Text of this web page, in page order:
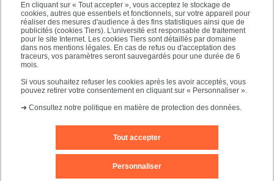
En cliquant sur « Tout accepter », vous acceptez le stockage de
cookies, autres que essentiels et fonctionnels, sur votre appareil pour
réaliser des mesures d'audience à des fins statistiques ainsi que de
publicités (cookies Tiers). L'université est responsable de traitement
pour le site Internet. Les cookies Tiers sont détaillés par domaine
dans nos mentions légales. En cas de refus ou d'acceptation des
traceurs, vos paramètres seront sauvegardés pour une durée de 6
mois.
Si vous souhaitez refuser les cookies après les avoir acceptés, vous
pouvez retirer votre consentement en cliquant sur « Personnaliser ».
➜ Consultez notre politique en matière de protection des données.
Tout accepter
Personnaliser
SUIVEZ-NOUS
Contact